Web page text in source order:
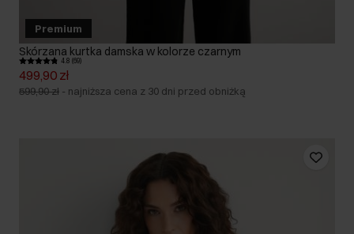
Premium
Skórzana kurtka damska w kolorze czarnym
4.8 (69)
499,90 zł
599,90 zł - najniższa cena z 30 dni przed obniżką